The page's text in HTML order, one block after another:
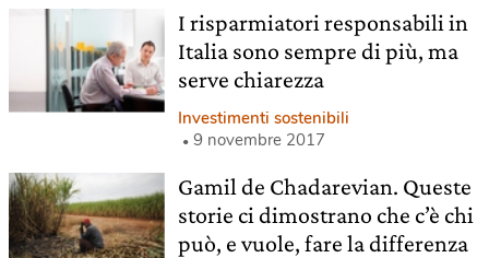
I risparmiatori responsabili in
Italia sono sempre di più, ma
serve chiarezza
Investimenti sostenibili
9 novembre 2017
Gamil de Chadarevian. Queste
storie ci dimostrano che c’è chi
può, e vuole, fare la differenza